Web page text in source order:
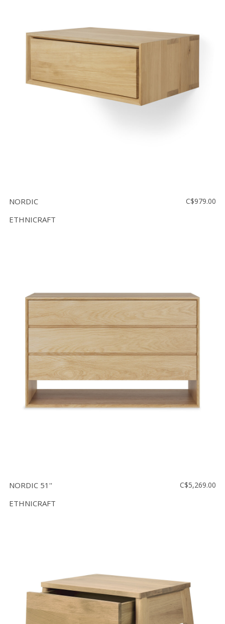
NORDIC
ETHNICRAFT
C$979.00
NORDIC 51''
ETHNICRAFT
C$5,269.00